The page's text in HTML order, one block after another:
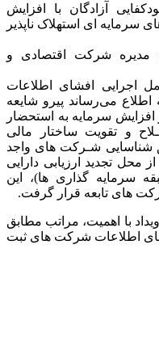
آزادگان با افزایش
سرمايه ای استهلاک ناپذير
مدیره شرکت اقتصادی و
2 مکرر 3 دستورالعمل اجرایی افشای اطلاعات
می‌رساند پیرو شایعه
سرمايه به استحضار
و تقويت ساختار مالی
شناسايی شـرکت های واجد
محل تجديد ارزيابی دارايی
سرمايه گذاری ها)، اين
های تابعه قرار گرفت.
با اهمیت، مراتب مطابق
افشای اطلاعات شرکت های ثبت